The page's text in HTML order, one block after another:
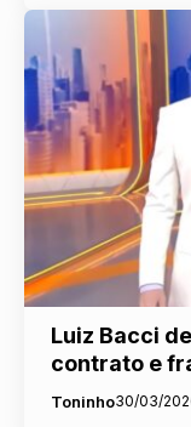
Luiz Bacci
contrato e
Toninho30/03/